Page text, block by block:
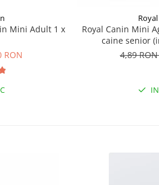
Mini Adult 1 x
RON
Royal Canin Mini
caine senior
4,89